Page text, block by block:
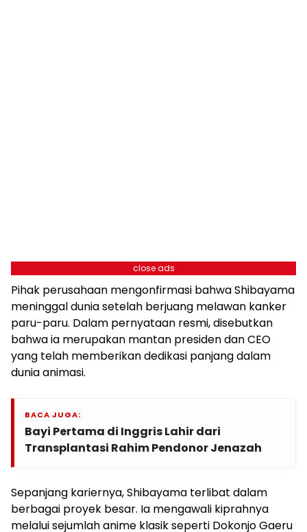
close ads
Pihak perusahaan mengonfirmasi bahwa Shibayama
meninggal dunia setelah berjuang melawan kanker
paru-paru. Dalam pernyataan resmi, disebutkan
bahwa ia merupakan mantan presiden dan CEO
yang telah memberikan dedikasi panjang dalam
dunia animasi.
BACA JUGA:
Bayi Pertama di Inggris Lahir dari
Transplantasi Rahim Pendonor Jenazah
Sepanjang kariernya, Shibayama terlibat dalam
berbagai proyek besar. Ia mengawali kiprahnya
melalui sejumlah anime klasik seperti Dokonjo Gaeru